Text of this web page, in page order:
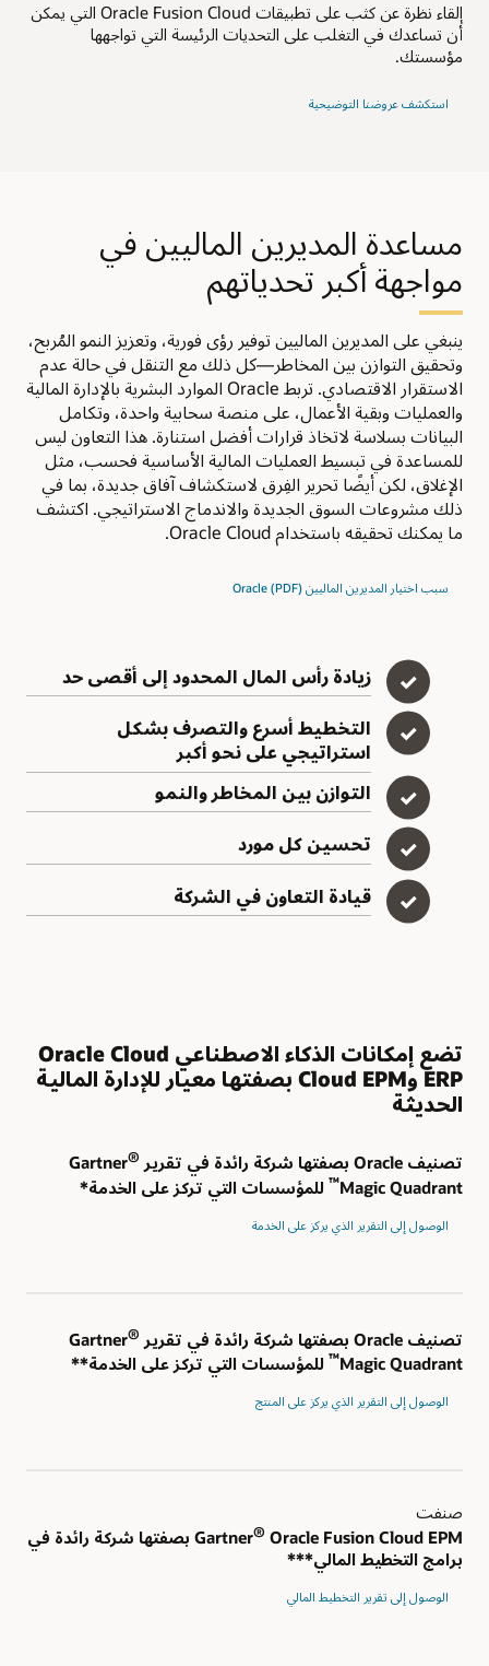
إلقاء نظرة عن كثب على تطبيقات Oracle Fusion Cloud التي يمكن
أن تساعدك في التغلب على التحديات الرئيسة التي تواجهها
مؤسستك.
استكشف عروضنا التوضيحية
مساعدة المديرين الماليين في
مواجهة أكبر تحدياتهم
ينبغي على المديرين الماليين توفير رؤى فورية، وتعزيز النمو المُربح،
وتحقيق التوازن بين المخاطر—كل ذلك مع التنقل في حالة عدم
الاستقرار الاقتصادي. تربط Oracle الموارد البشرية بالإدارة المالية
والعمليات وبقية الأعمال، على منصة سحابية واحدة، وتكامل
البيانات بسلاسة لاتخاذ قرارات أفضل استنارة. هذا التعاون ليس
للمساعدة في تبسيط العمليات المالية الأساسية فحسب، مثل
الإغلاق، لكن أيضًا تحرير الفِرق لاستكشاف آفاق جديدة، بما في
ذلك مشروعات السوق الجديدة والاندماج الاستراتيجي. اكتشف
ما يمكنك تحقيقه باستخدام Oracle Cloud.
سبب اختيار المديرين الماليين Oracle (PDF)
✓ زيادة رأس المال المحدود إلى أقصى حد
✓
التخطيط أسرع والتصرف بشكل
استراتيجي على نحو أكبر
✓ التوازن بين المخاطر والنمو
✓ تحسين كل مورد
✓ قيادة التعاون في الشركة
تضع إمكانات الذكاء الاصطناعي Oracle Cloud
ERP وCloud EPM بصفتها معيار للإدارة المالية
الحديثة
تصنيف Oracle بصفتها شركة رائدة في تقرير Gartner ®
Magic Quadrant
™ للمؤسسات التي تركز على الخدمة*
الوصول إلى التقرير الذي يركز على الخدمة
تصنيف Oracle بصفتها شركة رائدة في تقرير Gartner ®
Magic Quadrant
™ للمؤسسات التي تركز على الخدمة**
الوصول إلى التقرير الذي يركز على المنتج
صنفت
Gartner®
Oracle Fusion Cloud EPM بصفتها شركة رائدة في
برامج التخطيط المالي***
الوصول إلى تقرير التخطيط المالي